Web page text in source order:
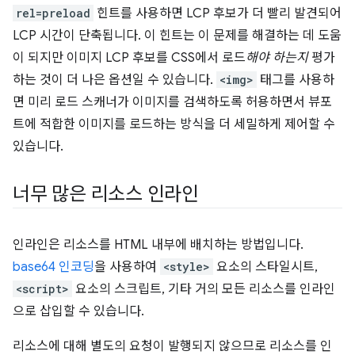
rel=preload 힌트를 사용하면 LCP 후보가 더 빨리 발견되어
LCP 시간이 단축됩니다. 이 힌트는 이 문제를 해결하는 데 도움
이 되지만 이미지 LCP 후보를 CSS에서 로드해야 하는지평가
하는 것이 더 나은 옵션일 수 있습니다. <img> 태그를 사용하
면 미리 로드 스캐너가 이미지를 검색하도록 허용하면서 뷰포
트에 적합한 이미지를 로드하는 방식을 더 세밀하게 제어할 수
있습니다.
너무 많은 리소스 인라인
인라인은 리소스를 HTML 내부에 배치하는 방법입니다.
base64 인코딩을 사용하여 <style> 요소의 스타일시트,
<script> 요소의 스크립트, 기타 거의 모든 리소스를 인라인
으로 삽입할 수 있습니다.
리소스에 대해 별도의 요청이 발행되지 않으므로 리소스를 인